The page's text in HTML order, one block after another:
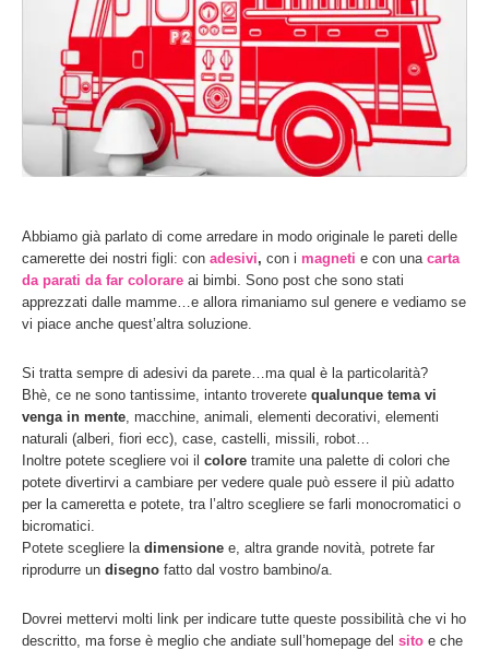
Abbiamo già parlato di come arredare in modo originale le pareti delle
camerette dei nostri figli: con adesivi, con i magneti e con una carta
da parati da far colorare ai bimbi. Sono post che sono stati
apprezzati dalle mamme…e allora rimaniamo sul genere e vediamo se
vi piace anche quest’altra soluzione.
Si tratta sempre di adesivi da parete…ma qual è la particolarità?
Bhè, ce ne sono tantissime, intanto troverete qualunque tema vi
venga in mente , macchine, animali, elementi decorativi, elementi
naturali (alberi, fiori ecc), case, castelli, missili, robot…
Inoltre potete scegliere voi il colore tramite una palette di colori che
potete divertirvi a cambiare per vedere quale può essere il più adatto
per la cameretta e potete, tra l’altro scegliere se farli monocromatici o
bicromatici.
Potete scegliere la dimensione e, altra grande novità, potrete far
riprodurre un disegno fatto dal vostro bambino/a.
Dovrei mettervi molti link per indicare tutte queste possibilità che vi ho
descritto, ma forse è meglio che andiate sull’homepage del sito e che